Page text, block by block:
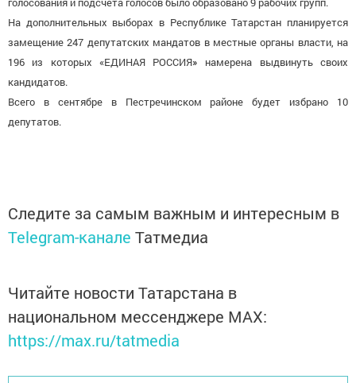
На дополнительных выборах в Республике Татарстан планируется
замещение 247 депутатских мандатов в местные органы власти, на
196 из которых «ЕДИНАЯ РОССИЯ» намерена выдвинуть своих
кандидатов.
Всего в сентябре в Пестречинском районе будет избрано 10
депутатов.
Следите за самым важным и интересным в
Telegram-канале Татмедиа
Читайте новости Татарстана в
национальном мессенджере MАХ:
https://max.ru/tatmedia